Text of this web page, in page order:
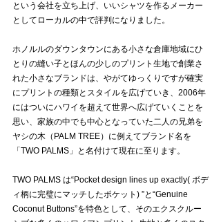
という会社を立ち上げ、いいシャツを作るメーカー
としてローカルの中で評判になりました。
ホノルルのダウンタウンにある小さな倉庫地域にひ
とりの縫い子とほんの少しのプリント生地で創業さ
れた小さなブランドは、やがてゆっくりですが確実
にプリントの種類とスタイルを広げていき、2006年
にはついにハワイを超えて世界へ広げていくことを
思い、家族の中でも中心となっていた二人の兄弟を
ヤシの木（PALM TREE）に例えてブランド名を
「TWO PALMS」と名付けて現在に至ります。
TWO PALMS は“Pocket design lines up exactly( ボデ
ィ柄に完璧にマッチしたポケット) ”と“Genuine
Coconut Buttons”を特色として、そのエクスクルー